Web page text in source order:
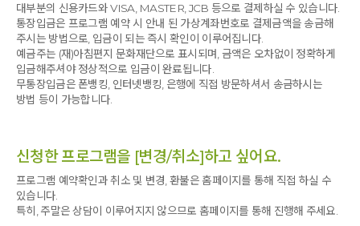
대부분의 신용카드와 VISA, MASTER, JCB 등으로 결제하실 수 있습니다.
통장입금은 프로그램 예약 시 안내 된 가상계좌번호로 결제금액을 송금해
주시는 방법으로, 입금이 되는 즉시 확인이 이루어집니다.
예금주는 (재)아침편지 문화재단으로 표시되며, 금액은 오차없이 정확하게
입금해주셔야 정상적으로 입금이 완료됩니다.
무통장입금은 폰뱅킹, 인터넷뱅킹, 은행에 직접 방문하셔서 송금하시는
방법 등이 가능합니다.
신청한 프로그램을 [변경/취소]하고 싶어요.
프로그램 예약확인과 취소 및 변경, 환불은 홈페이지를 통해 직접 하실 수
있습니다.
특히, 주말은 상담이 이루어지지 않으므로 홈페이지를 통해 진행해 주세요.